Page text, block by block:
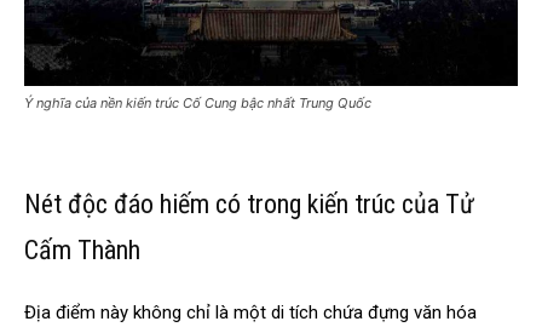
Ý nghĩa của nền kiến trúc Cố Cung bậc nhất Trung Quốc
Nét độc đáo hiếm có trong kiến trúc của Tử
Cấm Thành
Địa điểm này không chỉ là một di tích chứa đựng văn hóa